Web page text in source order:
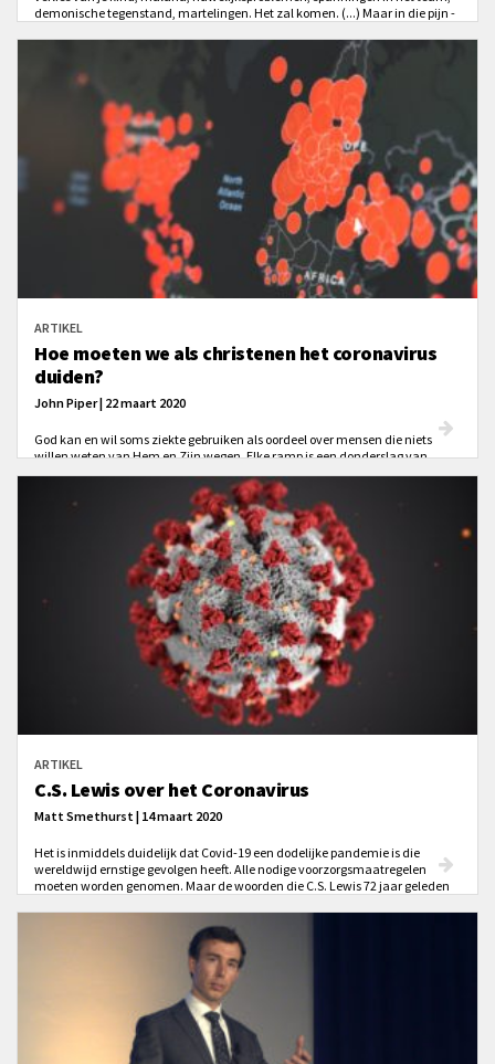
demonische tegenstand, martelingen. Het zal komen. (...) Maar in die pijn -
ARTIKEL
Hoe moeten we als christenen het coronavirus
duiden?
John Piper | 22 maart 2020
God kan en wil soms ziekte gebruiken als oordeel over mensen die niets
willen weten van Hem en Zijn wegen. Elke ramp is een donderslag van
toe: ‘Bekeer je en wend je tot God om barmhartigheid te ontvangen, zodat
Hij in jouw leven alle eer krijgt die Hij waard is.’
ARTIKEL
C.S. Lewis over het Coronavirus
Matt Smethurst | 14 maart 2020
Het is inmiddels duidelijk dat Covid-19 een dodelijke pandemie is die
wereldwijd ernstige gevolgen heeft. Alle nodige voorzorgsmaatregelen
moeten worden genomen. Maar de woorden die C.S. Lewis 72 jaar geleden